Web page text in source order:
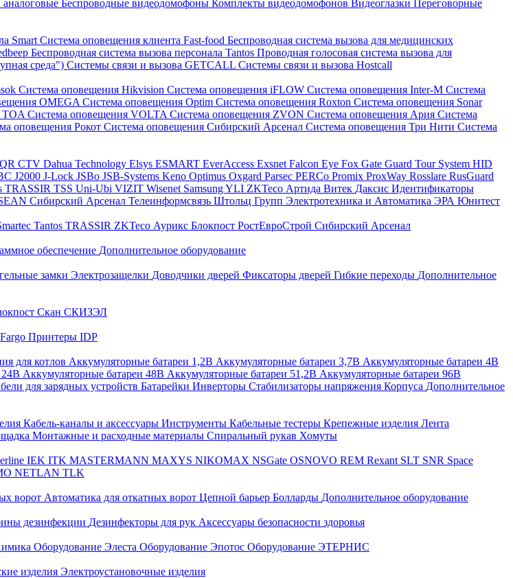
Беспроводные видеодомофоны Комплекты видеодомофонов Видеоглазки Переговорные
Smart Система оповещения клиента Fast-food Беспроводная система вызова для медицинских
Беспроводная система вызова персонала Tantos Проводная голосовая система вызова для
среда") Системы связи и вызова GETCALL Системы связи и вызова Hostcall
Система оповещения Hikvision Система оповещения iFLOW Система оповещения Inter-M Система
OMEGA Система оповещения Optim Система оповещения Roxton Система оповещения Sonar
TOA Система оповещения VOLTA Система оповещения ZVON Система оповещения Ария Система
оповещения Рокот Система оповещения Сибирский Арсенал Система оповещения Три Нити Система
CTV Dahua Technology Elsys ESMART EverAccess Exsnet Falcon Eye Fox Gate Guard Tour System HID
J2000 J-Lock JSBo JSB-Systems Keno Optimus Oxgard Parsec PERCo Promix ProxWay Rosslare RusGuard
TRASSIR TSS Uni-Ubi VIZIT Wisenet SamsungYLI ZKTeco Артида Витек Даксис Идентификаторы
Сибирский Арсенал Телеинформсвязь Штольц Групп Электротехника и Автоматика ЭРА Юнитест
Tantos TRASSIR ZKTeco Аурикс Блокпост РостЕвроСтрой Сибирский Арсенал
обеспечение Дополнительное оборудование
замки Электрозащелки Доводчики дверей Фиксаторы дверей Гибкие переходы Дополнительное
Скан СКИЗЭЛ
Принтеры IDP
для котлов Аккумуляторные батареи 1,2В Аккумуляторные батареи 3,7В Аккумуляторные батареи 4В
24В Аккумуляторные батареи 48В Аккумуляторные батареи 51,2В Аккумуляторные батареи 96В
для зарядных устройств Батарейки Инверторы Стабилизаторы напряжения Корпуса Дополнительное
Кабель-каналы и аксессуары Инструменты Кабельные тестеры Крепежные изделия Лента
Монтажные и расходные материалы Спиральный рукав Хомуты
IEK ITK MASTERMANN MAXYS NIKOMAX NSGate OSNOVO REM Rexant SLT SNR Space
NETLAN TLK
ворот Автоматика для откатных ворот Цепной барьер Болларды Дополнительное оборудование
дезинфекции Дезинфекторы для рук Аксессуары безопасности здоровья
Оборудование Элеста Оборудование Эпотос Оборудование ЭТЕРНИС
изделия Электроустановочные изделия